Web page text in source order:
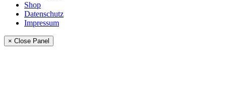
Shop
Datenschutz
Impressum
× Close Panel